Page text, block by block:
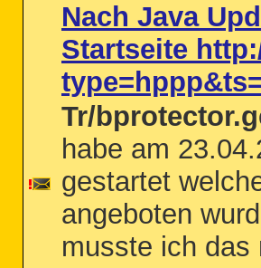
Nach Java
Startseite
Tr/
habe am
gestartet
angeboten
musste ich das